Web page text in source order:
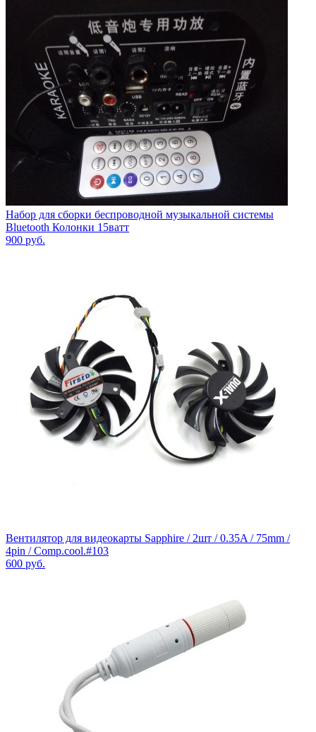
Набор для сборки беспроводной музыкальной системы
Bluetooth Колонки 15ватт
900 руб.
Вентилятор для видеокарты Sapphire / 2шт / 0.35A / 75mm /
4pin / Comp.cool.#103
600 руб.